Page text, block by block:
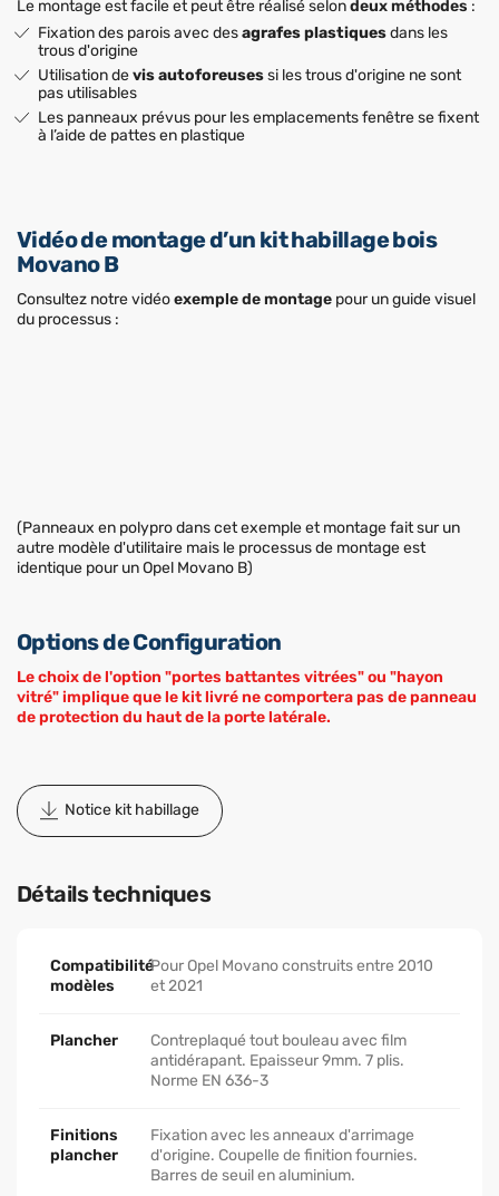
Le montage est facile et peut être réalisé selondeux méthodes :
Fixation des parois avec desagrafes plastiquesdans les
trous d'origine
Utilisation devis autoforeusessi les trous d'origine ne sont
pas utilisables
Les panneaux prévus pour les emplacements fenêtre se fixent
à l’aide de pattes en plastique
Vidéo de montage d’un kit habillage bois
Movano B
Consultez notre vidéoexemple de montage pour un guide visuel
du processus :
(Panneaux en polypro dans cet exemple et montage fait sur un
autre modèle d'utilitaire mais le processus de montage est
identique pour un Opel Movano B)
Options de Configuration
Le choix de l'option "portes battantes vitrées" ou "hayon
vitré" implique que le kit livré ne comportera pas de panneau
de protection du haut de la porte latérale.
Notice kit habillage
Détails techniques
Compatibilité
modèles
Pour Opel Movano construits entre 2010
et 2021
Plancher
Contreplaqué tout bouleau avec film
antidérapant. Epaisseur 9mm. 7 plis.
Norme EN 636-3
Finitions
plancher
Fixation avec les anneaux d'arrimage
d'origine. Coupelle de finition fournies.
Barres de seuil en aluminium.